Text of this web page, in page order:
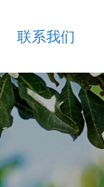
联系我们